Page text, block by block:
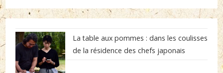
La table aux pommes : dans les coulisses
de la résidence des chefs japonais